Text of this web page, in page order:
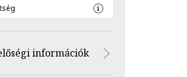
információk